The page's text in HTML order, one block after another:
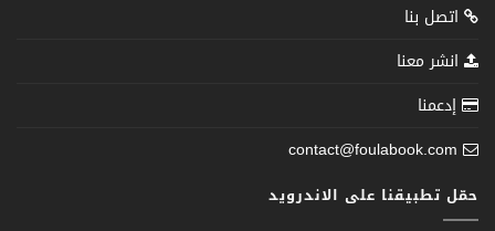
اتصل بنا
انشر معنا
إدعمنا
contact@foulabook.com
حمّل تطبيقنا على الاندرويد